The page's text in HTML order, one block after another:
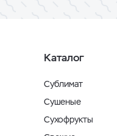
Каталог
Сублимат
Сушеные
Сухофрукты